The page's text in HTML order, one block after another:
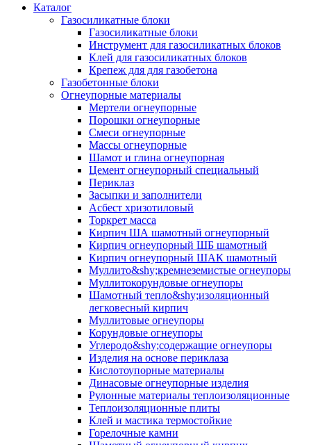
Каталог
Газосиликатные блоки
Газосиликатные блоки
Инструмент для газосиликатных блоков
Клей для газосиликатных блоков
Крепеж для для газобетона
Газобетонные блоки
Огнеупорные материалы
Мертели огнеупорные
Порошки огнеупорные
Смеси огнеупорные
Массы огнеупорные
Шамот и глина огнеупорная
Цемент огнеупорный специальный
Периклаз
Засыпки и заполнители
Асбест хризотиловый
Торкрет масса
Кирпич ША шамотный огнеупорный
Кирпич огнеупорный ШБ шамотный
Кирпич огнеупорный ШАК шамотный
Муллито&shy;­кремнеземистые огнеупоры
Муллито­корундовые огнеупоры
Шамотный тепло&shy;изоляционный
легковесный кирпич
Муллитовые огнеупоры
Корундовые огнеупоры
Углеродо&shy;содержащие огнеупоры
Изделия на основе периклаза
Кислотоупорные материалы
Динасовые огнеупорные изделия
Рулонные материалы теплоизоляционные
Тепло­изоляционные плиты
Клей и мастика термостойкие
Горелочные камни